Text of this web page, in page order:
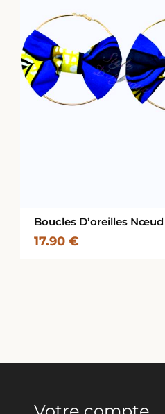
Boucles D’oreilles
17.90 €